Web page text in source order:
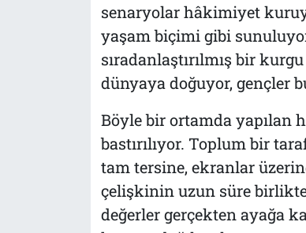
senaryolar hâkimiyet
yaşam biçimi gibi
sıradanlaştırılmış bir
dünyaya doğuyor, gençler
Böyle bir ortamda yapılan
bastırılıyor. Toplum bir
tam tersine, ekranlar
çelişkinin uzun süre
değerler gerçekten ayağa